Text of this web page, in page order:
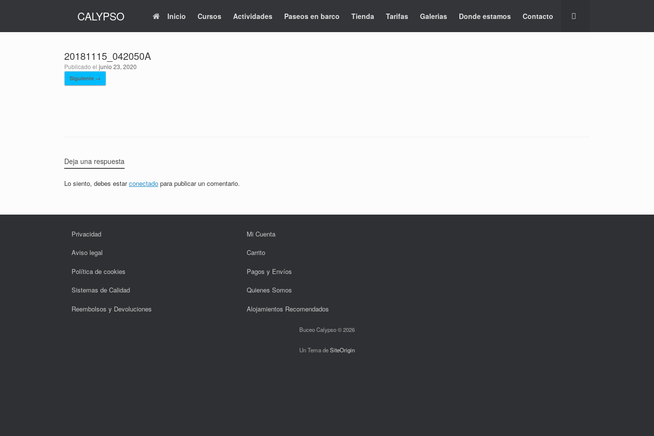
CALYPSO Inicio Cursos Actividades Paseos en barco Tienda Tarifas Galerias Donde estamos Contacto
20181115_042050A
Publicado el junio 23, 2020
Siguiente →
Deja una respuesta
Lo siento, debes estarconectado para publicar un comentario.
Privacidad
Aviso legal
Política de cookies
Sistemas de Calidad
Reembolsos y Devoluciones
Mi Cuenta
Carrito
Pagos y Envíos
Quienes Somos
Alojamientos Recomendados
Buceo Calypso © 2026
Un Tema deSiteOrigin